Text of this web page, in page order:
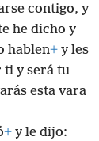
contigo, y
he dicho y
hablen+ y les
ti y será tu
esta vara
+ y le dijo: